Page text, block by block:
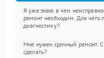
Я уже знаю в чем
ремонт необходим. Для чего
диагностику?
Мне нужен срочный ремонт.
сделать?